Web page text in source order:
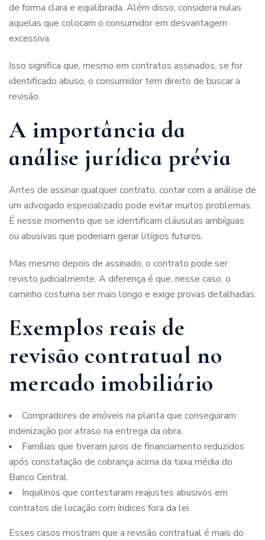
de forma clara e equilibrada. Além disso, considera nulas
aquelas que colocam o consumidor em desvantagem
excessiva.
Isso significa que, mesmo em contratos assinados, se for
identificado abuso, o consumidor tem direito de buscar a
revisão.
A importância da
análise jurídica prévia
Antes de assinar qualquer contrato, contar com a análise de
um advogado especializado pode evitar muitos problemas.
É nesse momento que se identificam cláusulas ambíguas
ou abusivas que poderiam gerar litígios futuros.
Mas mesmo depois de assinado, o contrato pode ser
revisto judicialmente. A diferença é que, nesse caso, o
caminho costuma ser mais longo e exige provas detalhadas.
Exemplos reais de
revisão contratual no
mercado imobiliário
Compradores de imóveis na planta que conseguiram
indenização por atraso na entrega da obra.
Famílias que tiveram juros de financiamento reduzidos
após constatação de cobrança acima da taxa média do
Banco Central.
Inquilinos que contestaram reajustes abusivos em
contratos de locação com índices fora da lei.
Esses casos mostram que a revisão contratual é mais do